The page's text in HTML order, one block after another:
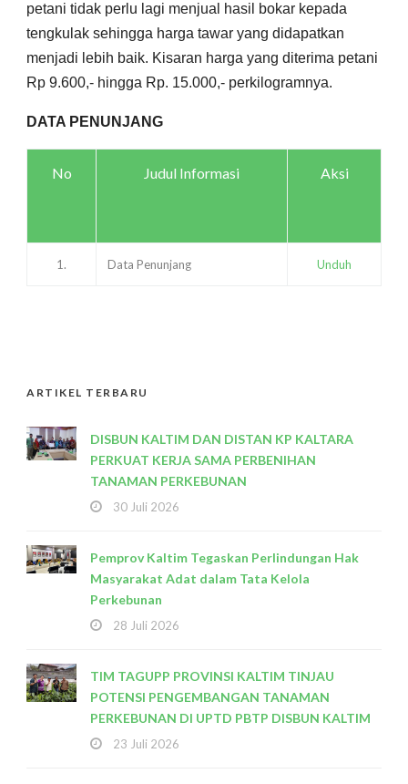
petani tidak perlu lagi menjual hasil bokar kepada
tengkulak sehingga harga tawar yang didapatkan
menjadi lebih baik. Kisaran harga yang diterima petani
Rp 9.600,- hingga Rp. 15.000,- perkilogramnya.
DATA PENUNJANG
No Judul Informasi Aksi
1. Data Penunjang Unduh
ARTIKEL TERBARU
DISBUN KALTIM DAN DISTAN KP KALTARA
PERKUAT KERJA SAMA PERBENIHAN
TANAMAN PERKEBUNAN
30 Juli 2026
Pemprov Kaltim Tegaskan Perlindungan Hak
Masyarakat Adat dalam Tata Kelola
Perkebunan
28 Juli 2026
TIM TAGUPP PROVINSI KALTIM TINJAU
POTENSI PENGEMBANGAN TANAMAN
PERKEBUNAN DI UPTD PBTP DISBUN KALTIM
23 Juli 2026